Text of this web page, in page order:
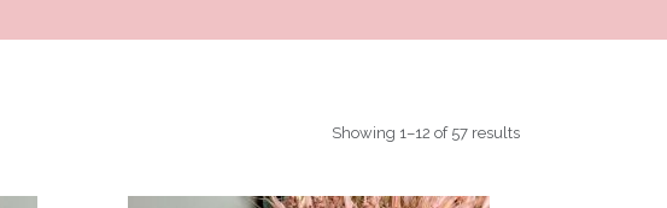
Showing 1–12 of 57 results